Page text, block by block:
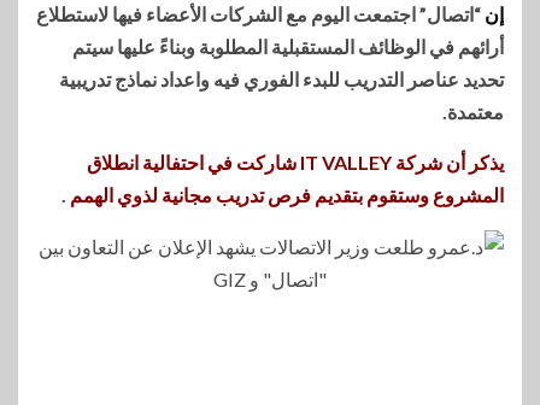
إن “اتصال” اجتمعت اليوم مع الشركات الأعضاء فيها لاستطلاع
أرائهم في الوظائف المستقبلية المطلوبة وبناءً عليها سيتم
تحديد عناصر التدريب للبدء الفوري فيه واعداد نماذج تدريبية
معتمدة.
يذكر أن شركة IT VALLEY شاركت في احتفالية انطلاق
المشروع وستقوم بتقديم فرص تدريب مجانية لذوي الهمم .